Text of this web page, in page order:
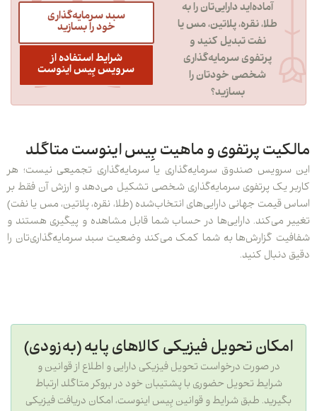
آماده‌اید دارایی‌تان را به
طلا، نقره، پلاتین، مس یا
نفت تبدیل کنید و
پرتفوی سرمایه‌گذاری
شخصی خودتان را
سبد سرمایه‌گذاری
خود را بسازید
شرایط استفاده از
سرویس بِیس اینوست
پرتفوی و ماهیت بِیس اینوست متاگلد
صندوق سرمایه‌گذاری یا سرمایه‌گذاری تجمیعی نیست؛ هر
پرتفوی سرمایه‌گذاری شخصی تشکیل می‌دهد و ارزش آن فقط بر
جهانی دارایی‌های انتخاب‌شده (طلا، نقره، پلاتین، مس یا نفت)
دارایی‌ها در حساب شما قابل مشاهده و پیگیری هستند و
گزارش‌ها به شما کمک می‌کند وضعیت سبد سرمایه‌گذاری‌تان را
کنید.
تحویل فیزیکی کالاهای پایه (به‌زودی)
در صورت درخواست تحویل فیزیکی دارایی و اطلاع از قوانین و
شرایط تحویل حضوری با پشتیبان خود در بروکر متاگلد ارتباط
طبق شرایط و قوانین بِیس اینوست، امکان دریافت فیزیکی